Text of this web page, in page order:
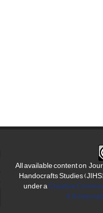
All available content on
Handocrafts Studies
under aCreative
4.0